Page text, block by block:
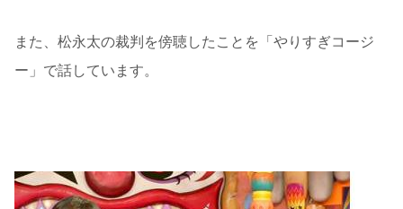
また、松永太の裁判を傍聴したことを「やりすぎコージ
ー」で話しています。